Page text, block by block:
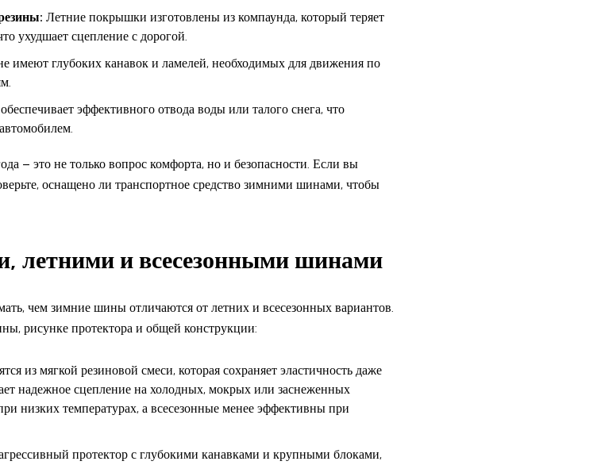
Летние покрышки изготовлены из компаунда, который теряет
ухудшает сцепление с дорогой.
имеют глубоких канавок и ламелей, необходимых для движения по
эффективного отвода воды или талого снега, что
– это не только вопрос комфорта, но и безопасности. Если вы
оснащено ли транспортное средство зимними шинами, чтобы
летними и всесезонными шинами
чем зимние шины отличаются от летних и всесезонных вариантов.
рисунке протектора и общей конструкции:
из мягкой резиновой смеси, которая сохраняет эластичность даже
надежное сцепление на холодных, мокрых или заснеженных
низких температурах, а всесезонные менее эффективны при
протектор с глубокими канавками и крупными блоками,